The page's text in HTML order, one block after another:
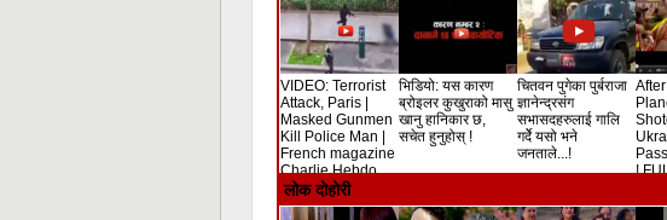
VIDEO: Terrorist
Attack, Paris |
Masked Gunmen
Kill Police Man |
French magazine
Charlie Hebdo
Shooting
भिडियो: यस कारण
ब्रोइलर कुखुराको मासु
खानु हानिकार छ,
सचेत हुनुहोस् !
चितवन पुगेका पुर्बराजा
ज्ञानेन्द्रसंग
सभासदहरुलाई गालि
गर्देे यसो भने
जनताले...!
!
लोक दोहोरी